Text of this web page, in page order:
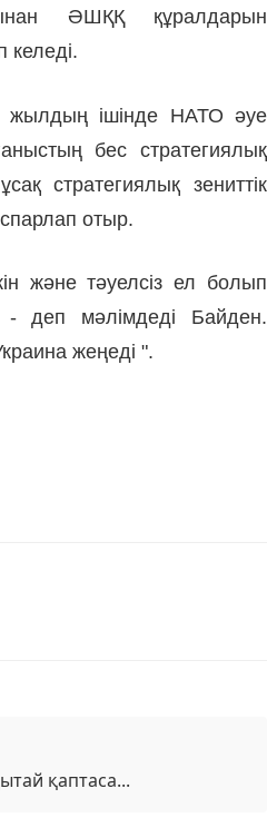
ӘШҚҚ құралдарын
келеді.
жылдың ішінде НАТО әуе
бес стратегиялық
стратегиялық зениттік
отыр.
және тәуелсіз ел болып
- деп мәлімдеді Байден.
жеңеді ".
қаптаса...